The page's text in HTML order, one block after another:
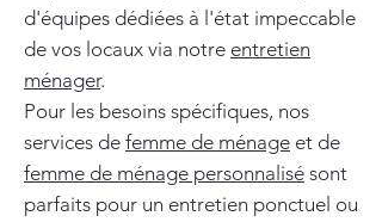
d'équipes dédiées à l'état impeccable
de vos locaux via notre entretien
ménager.
Pour les besoins spécifiques, nos
services de femme de ménage et de
femme de ménage personnalisé sont
parfaits pour un entretien ponctuel ou